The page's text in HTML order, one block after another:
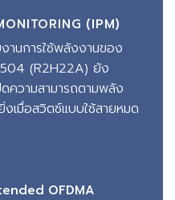
(IPM)
านการใช้พลังงานของ
(R2H22A) ยัง
ความสามารถตามพลัง
งเมื่อสวิตช์แบบใช้สายหมด
OFDMA